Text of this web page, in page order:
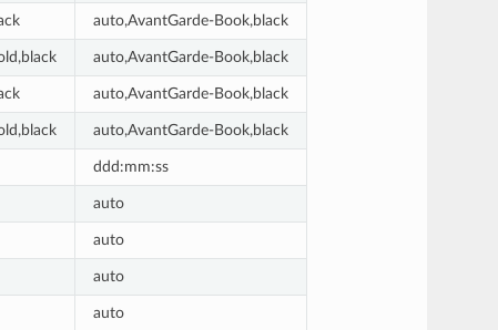
auto,AvantGarde-Book,black
auto,AvantGarde-Book,black
auto,AvantGarde-Book,black
auto,AvantGarde-Book,black
ddd:mm:ss
auto
auto
auto
auto